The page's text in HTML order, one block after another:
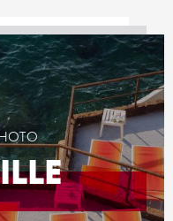
MATÉRIELS
CONTACTS
ÉVÉNEMENTS
FAVORIS